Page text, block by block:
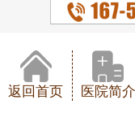
返回首页 医院简介